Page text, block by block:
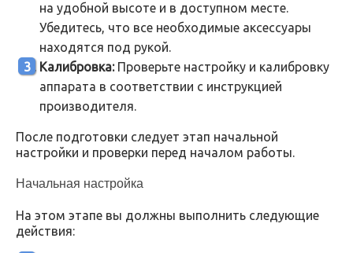
на удобной высоте и в доступном месте.
Убедитесь, что все необходимые аксессуары
находятся под рукой.
Калибровка:Проверьте настройку и калибровку
аппарата в соответствии с инструкцией
производителя.
После подготовки следует этап начальной
настройки и проверки перед началом работы.
Начальная настройка
На этом этапе вы должны выполнить следующие
действия: